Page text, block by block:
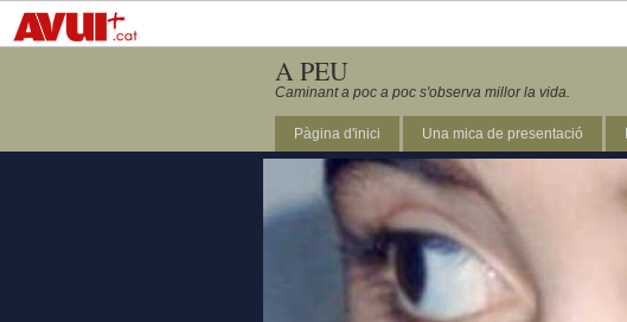
A PEU
Caminant a poc a poc s'observa millor la vida.
Pàgina d'inici Una mica de presentació